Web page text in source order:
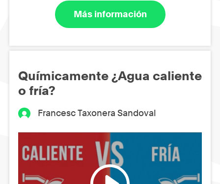
Más información
Químicamente ¿Agua caliente
o fría?
Francesc Taxonera Sandoval